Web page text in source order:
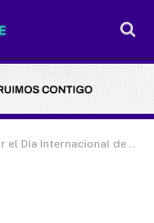
la Lucha contra el Cáncer Infantil